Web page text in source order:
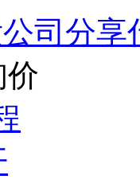
司分
价